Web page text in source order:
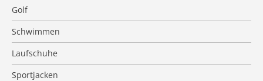
Golf
Schwimmen
Laufschuhe
Sportjacken